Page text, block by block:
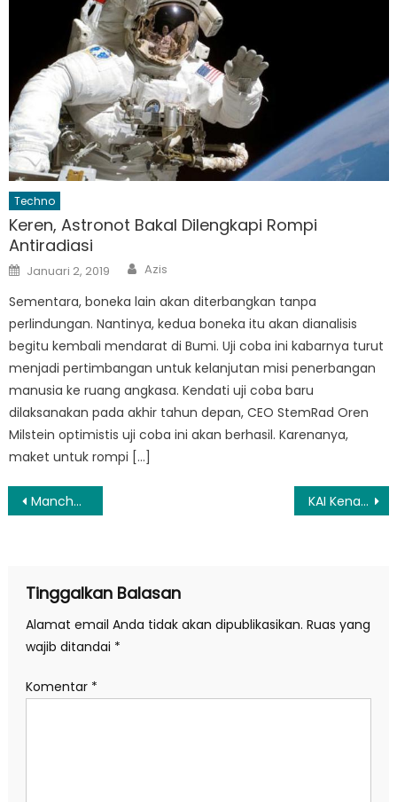
Techno
Keren, Astronot Bakal Dilengkapi Rompi
Antiradiasi
Posted
on
Januari 2, 2019 Author
Azis
Sementara, boneka lain akan diterbangkan tanpa
perlindungan. Nantinya, kedua boneka itu akan dianalisis
begitu kembali mendarat di Bumi. Uji coba ini kabarnya turut
menjadi pertimbangan untuk kelanjutan misi penerbangan
manusia ke ruang angkasa. Kendati uji coba baru
dilaksanakan pada akhir tahun depan, CEO StemRad Oren
Milstein optimistis uji coba ini akan berhasil. Karenanya,
maket untuk rompi […]
Navigasi
Manchester United Berminat Gaet Bek FC Porto KAI Kenalkan Inovasi Kereta Kesehatan Warga Terpencil ke ASEAN
Tinggalkan Balasan
Alamat email Anda tidak akan dipublikasikan. Ruas yang
wajib ditandai *
Komentar *